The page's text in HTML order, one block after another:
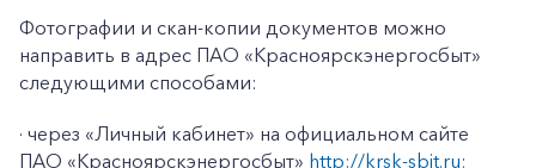
Фотографии и скан-копии документов можно
направить в адрес ПАО «Красноярскэнергосбыт»
следующими способами:
· через «Личный кабинет» на официальном сайте
ПАО «Красноярскэнергосбыт» http://krsk-sbit.ru;